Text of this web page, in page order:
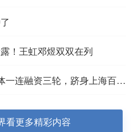
！王虹邓煜双双在列
一连融资三轮，跻身上海百亿
看更多精彩内容